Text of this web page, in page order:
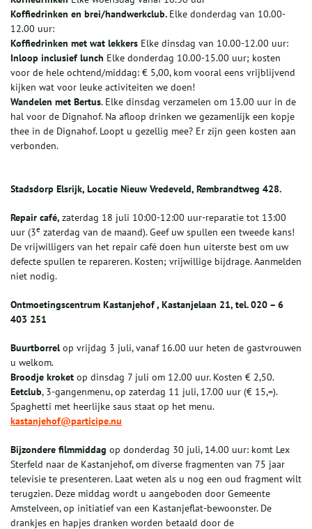
Koffiedrinken en brei/handwerkclub. Elke donderdag van 10.00-
12.00 uur:
Koffiedrinken met wat lekkers Elke dinsdag van 10.00-12.00 uur:
Inloop inclusief lunch Elke donderdag 10.00-15.00 uur; kosten
voor de hele ochtend/middag: € 5,00, kom vooral eens vrijblijvend
kijken wat voor leuke activiteiten we doen!
Wandelen met Bertus. Elke dinsdag verzamelen om 13.00 uur in de
hal voor de Dignahof. Na afloop drinken we gezamenlijk een kopje
thee in de Dignahof. Loopt u gezellig mee? Er zijn geen kosten aan
verbonden.
Stadsdorp Elsrijk, Locatie Nieuw Vredeveld, Rembrandtweg 428.
Repair café, zaterdag 18 juli 10:00-12:00 uur-reparatie tot 13:00
uur (3e zaterdag van de maand). Geef uw spullen een tweede kans!
De vrijwilligers van het repair café doen hun uiterste best om uw
defecte spullen te repareren. Kosten; vrijwillige bijdrage. Aanmelden
niet nodig.
Ontmoetingscentrum Kastanjehof , Kastanjelaan 21, tel. 020 – 6
403 251
Buurtborrel op vrijdag 3 juli, vanaf 16.00 uur heten de gastvrouwen
u welkom.
Broodje kroket op dinsdag 7 juli om 12.00 uur. Kosten € 2,50.
Eetclub, 3-gangenmenu, op zaterdag 11 juli, 17.00 uur (€ 15,=).
Spaghetti met heerlijke saus staat op het menu.
kastanjehof@participe.nu
Bijzondere filmmiddag op donderdag 30 juli, 14.00 uur: komt Lex
Sterfeld naar de Kastanjehof, om diverse fragmenten van 75 jaar
televisie te presenteren. Laat weten als u nog een oud fragment wilt
terugzien. Deze middag wordt u aangeboden door Gemeente
Amstelveen, op initiatief van een Kastanjeflat-bewoonster. De
drankjes en hapjes dranken worden betaald door de